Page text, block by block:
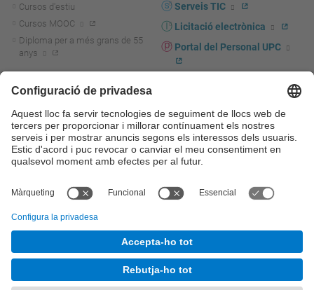
Cursos d'estiu
Cursos MOOC
Diploma per a més grans de 55
anys
Actualitat R+D+I
La recerca a la UPC
La transferència, l'emprenedoria i
la innovació a la UPC
Foment i suport a la recerca
transferència, l'emprenedoria i la
Serveis per a empreses
Serveis TIC
Licitació electrònica
Portal del Personal UPC
UPCshop, marxandatge
Sala de premsa
Seguretat i salut
Autoprotecció i emergències
© UPC Universitat Politècnica de Catalunya - BarcelonaTech